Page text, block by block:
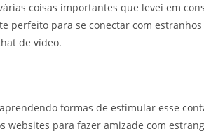
coisas importantes que levei em
perfeito para se conectar com
de vídeo.
formas de estimular esse
websites para fazer amizade com